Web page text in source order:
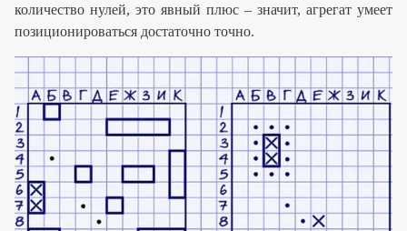
количество нулей, это явный плюс – значит, агрегат умеет
позиционироваться достаточно точно.